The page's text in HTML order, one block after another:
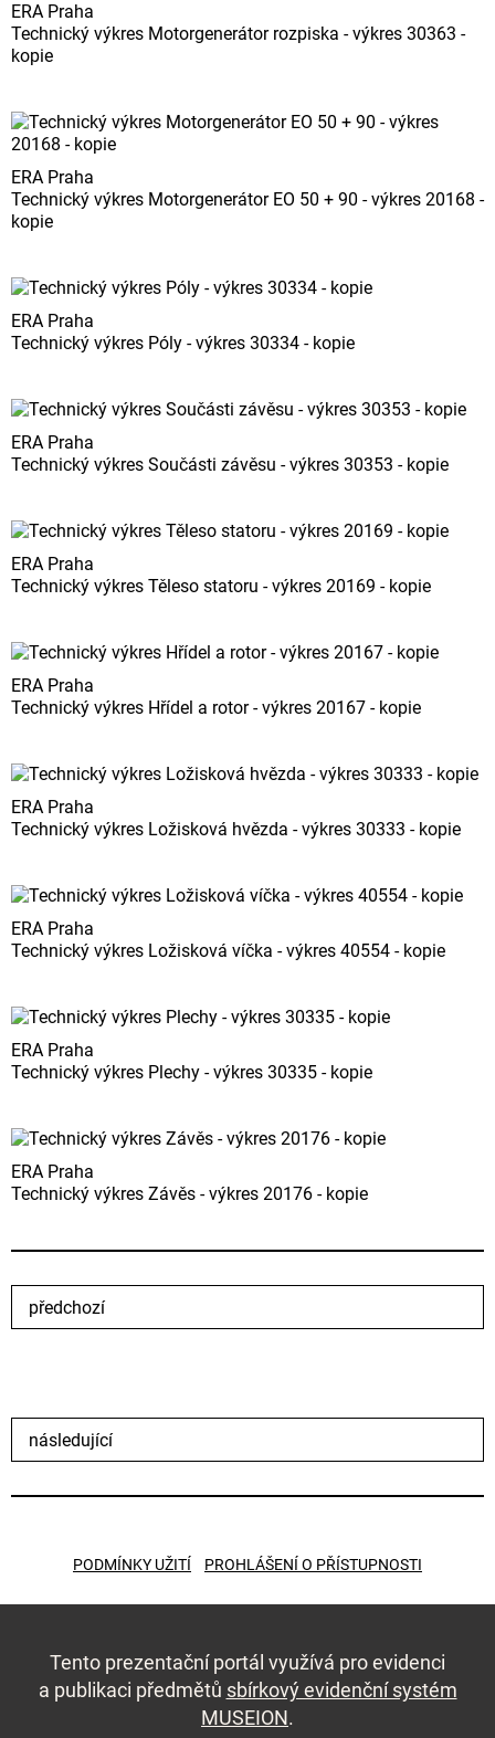
ERA Praha
Technický výkres Motorgenerátor rozpiska - výkres 30363 -
kopie
ERA Praha
Technický výkres Motorgenerátor EO 50 + 90 - výkres 20168 -
kopie
ERA Praha
Technický výkres Póly - výkres 30334 - kopie
ERA Praha
Technický výkres Součásti závěsu - výkres 30353 - kopie
ERA Praha
Technický výkres Těleso statoru - výkres 20169 - kopie
ERA Praha
Technický výkres Hřídel a rotor - výkres 20167 - kopie
ERA Praha
Technický výkres Ložisková hvězda - výkres 30333 - kopie
ERA Praha
Technický výkres Ložisková víčka - výkres 40554 - kopie
ERA Praha
Technický výkres Plechy - výkres 30335 - kopie
ERA Praha
Technický výkres Závěs - výkres 20176 - kopie
předchozí
následující
PODMÍNKY UŽITÍ PROHLÁŠENÍ O PŘÍSTUPNOSTI
Tento prezentační portál využívá pro evidenci
a publikaci předmětů sbírkový evidenční systém
MUSEION.